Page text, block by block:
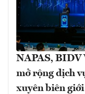
NAPAS, BIDV
mở rộng dịch
xuyên biên giới